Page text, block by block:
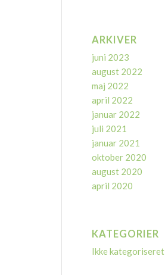
ARKIVER
juni 2023
august 2022
maj 2022
april 2022
januar 2022
juli 2021
januar 2021
oktober 2020
august 2020
april 2020
KATEGORIER
Ikke kategoriseret